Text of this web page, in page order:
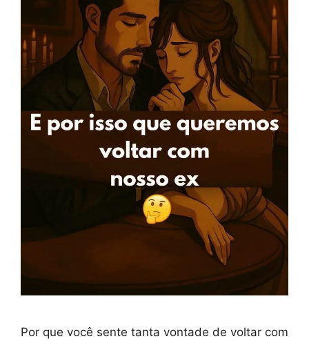
Por que você sente tanta vontade de voltar com